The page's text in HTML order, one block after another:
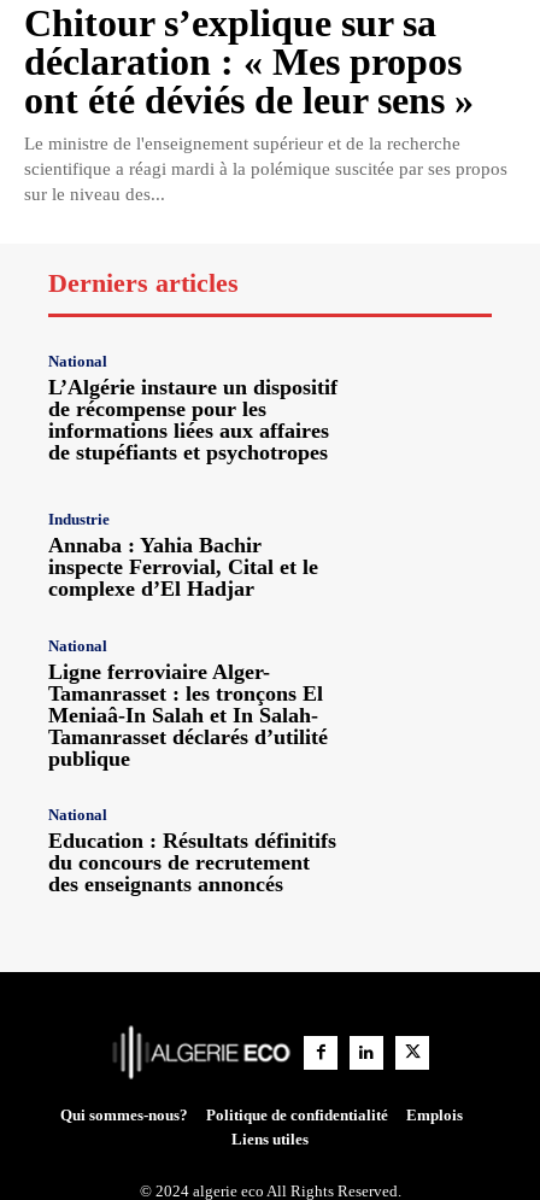
Chitour s’explique sur sa
déclaration : « Mes propos
ont été déviés de leur sens »
Le ministre de l'enseignement supérieur et de la recherche
scientifique a réagi mardi à la polémique suscitée par ses propos
sur le niveau des...
Derniers articles
National
L’Algérie instaure un dispositif
de récompense pour les
informations liées aux affaires
de stupéfiants et psychotropes
Industrie
Annaba : Yahia Bachir
inspecte Ferrovial, Cital et le
complexe d’El Hadjar
National
Ligne ferroviaire Alger-
Tamanrasset : les tronçons El
Meniaâ-In Salah et In Salah-
Tamanrasset déclarés d’utilité
publique
National
Education : Résultats définitifs
du concours de recrutement
des enseignants annoncés
Qui sommes-nous? Politique de confidentialité
Emplois
Liens utiles
© 2024 algerie eco All Rights Reserved.